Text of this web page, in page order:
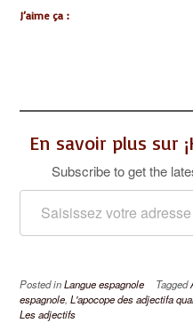
J’aime ça :
En savoir plus sur
Subscribe to get the
Saisissez votre adresse e-mail…
Posted inLangue espagnole Tagged
espagnole, L'apocope des adjectifa
Les adjectifs